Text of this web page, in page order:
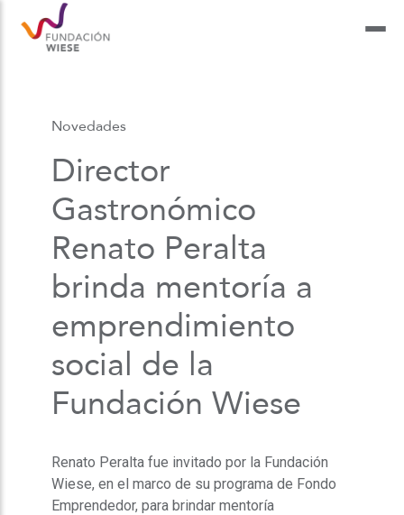
Novedades
Director
Gastronómico
Renato Peralta
brinda mentoría a
emprendimiento
social de la
Fundación Wiese
Renato Peralta fue invitado por la Fundación
Wiese, en el marco de su programa de Fondo
Emprendedor, para brindar mentoría